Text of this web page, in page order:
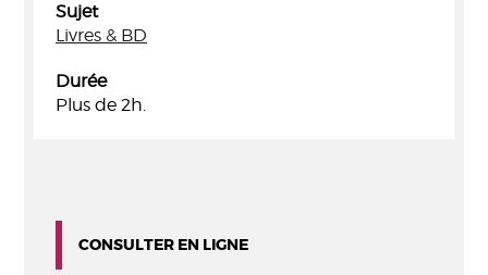
Sujet
Livres & BD
Durée
Plus de 2h.
CONSULTER EN LIGNE